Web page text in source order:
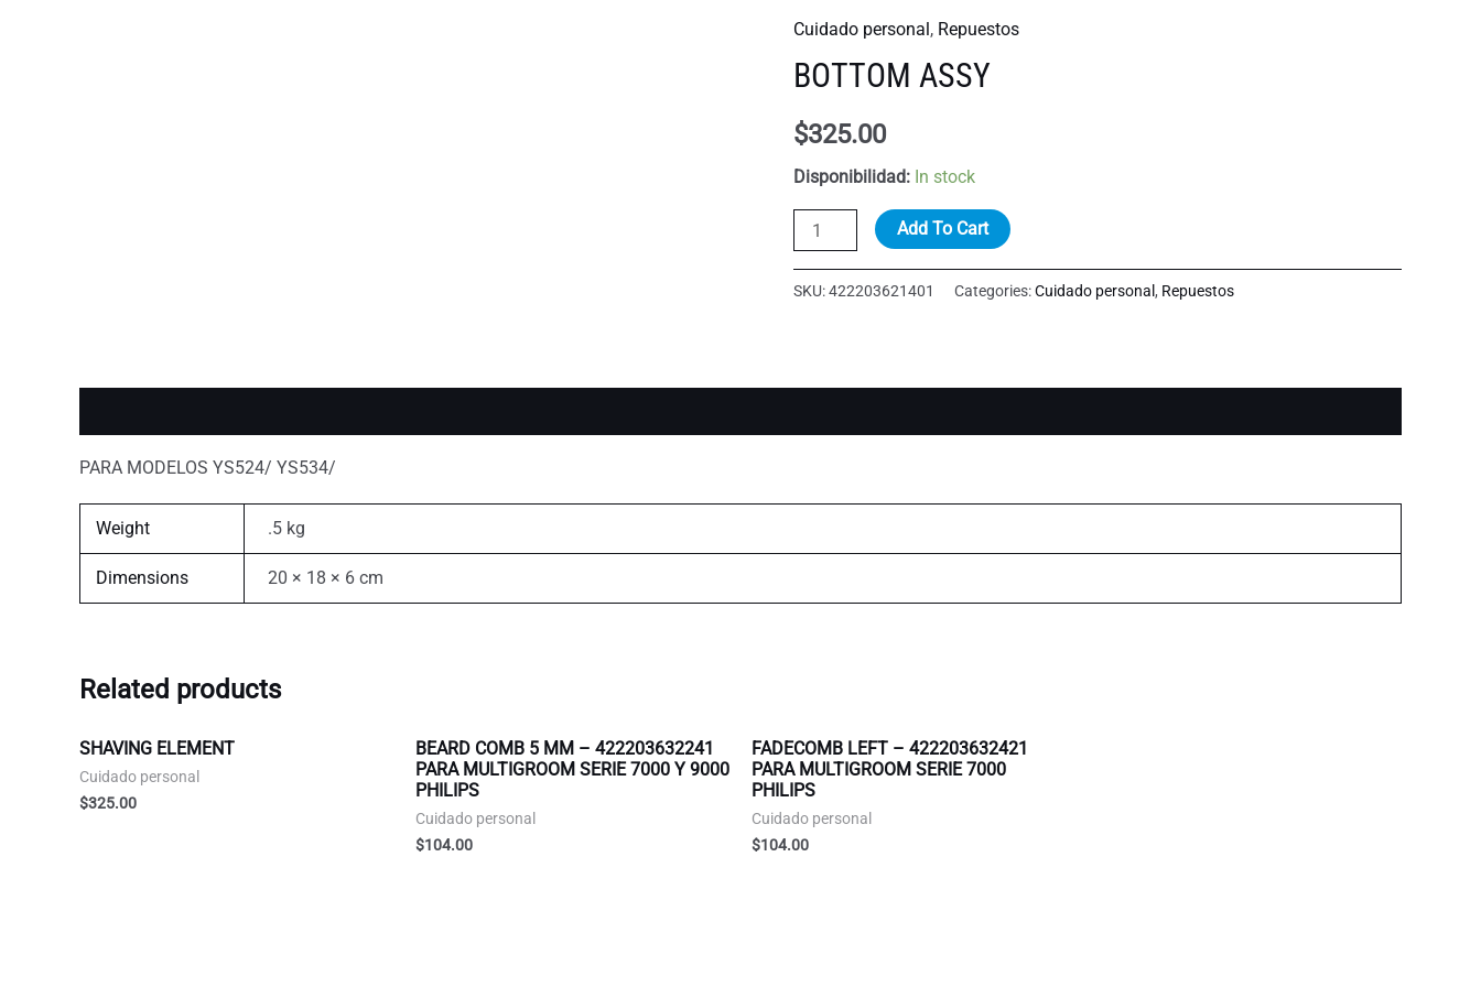
Cuidado personal, Repuestos
BOTTOM ASSY
$325.00
Disponibilidad: In stock
BOTTOM
ASSY
quantity
Add To Cart
SKU:422203621401 Categories:Cuidado personal , Repuestos
PARA MODELOS YS524/ YS534/
Weight .5 kg
Dimensions 20 × 18 × 6 cm
Related products
SHAVING ELEMENT
Cuidado personal
$325.00
BEARD COMB 5 MM – 422203632241
PARA MULTIGROOM SERIE 7000 Y 9000
PHILIPS
Cuidado personal
$104.00
FADECOMB LEFT – 422203632421
PARA MULTIGROOM SERIE 7000
PHILIPS
Cuidado personal
$104.00